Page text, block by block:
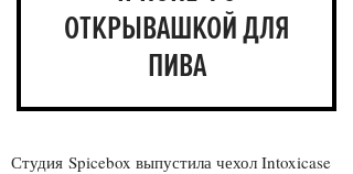
ОТКРЫВАШКОЙ ДЛЯ
ПИВА
Студия Spicebox выпустила чехол Intoxicase